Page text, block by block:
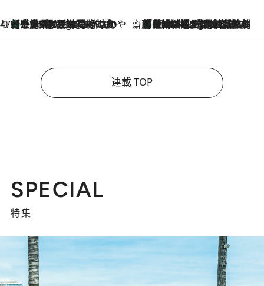
47都道府県の手みやげ ひんやりスイーツで夏を満喫
9 Hours Ago
【三重県】この夏絶対食べたい 冷やしておいしいおやつ3選 お餅×アイスの新感覚スイーツ 齋藤 薫 美容脳ルネサンス
9 Hours Ago
「荷物が増えるほど旅ストレスは増す」美容ジャーナリストがたどり着いた最終結論。“化粧品を劇的に減らす”感動の凝縮美容とは
連載 TOP
SPECIAL
特集